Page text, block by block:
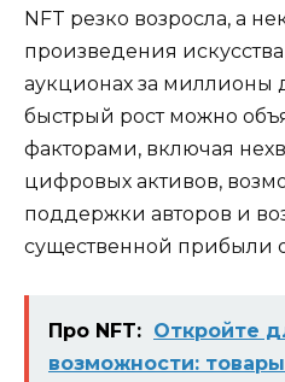
NFT резко возросла, а
произведения
аукционах за миллионы
быстрый рост можно
факторами, включая
цифровых активов,
поддержки авторов и
существенной прибыли
Про NFT: Откройте
возможности: